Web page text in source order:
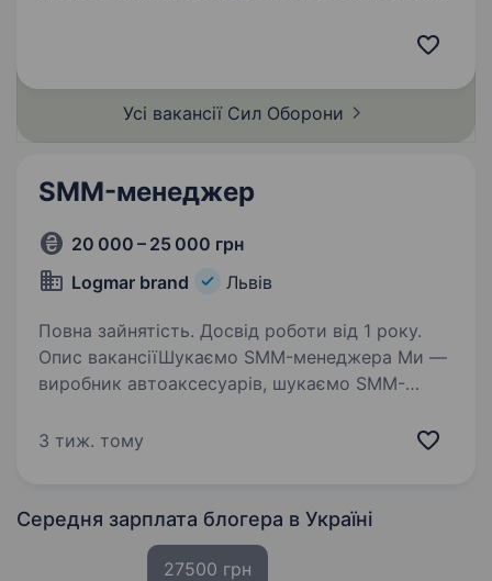
Instagram, Telegram та…
Усі вакансії Сил Оборони
SMM-менеджер
20 000 – 25 000 грн
Logmar brand
Львів
Повна зайнятість. Досвід роботи від 1 року.
Опис вакансіїШукаємо SMM-менеджера Ми —
виробник автоаксесуарів, шукаємо SMM-
соцмереж компанії (Instagram / Facebook /
3 тиж. тому
Середня зарплата блогера в Україні
27500 грн